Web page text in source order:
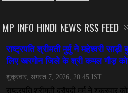
महादेव ऐप केस में बड़ा एक्शन,
July 08, 2026
तीजन बाई को याद करेगा
MP INFO HINDI NEWS RSS FEED